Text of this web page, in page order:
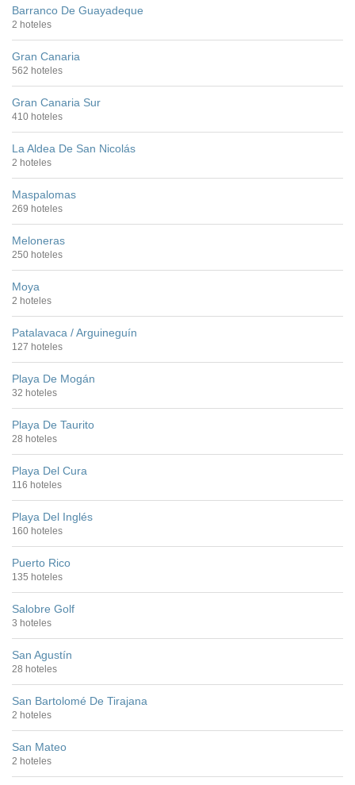
Barranco De Guayadeque
2 hoteles
Gran Canaria
562 hoteles
Gran Canaria Sur
410 hoteles
La Aldea De San Nicolás
2 hoteles
Maspalomas
269 hoteles
Meloneras
250 hoteles
Moya
2 hoteles
Patalavaca / Arguineguín
127 hoteles
Playa De Mogán
32 hoteles
Playa De Taurito
28 hoteles
Playa Del Cura
116 hoteles
Playa Del Inglés
160 hoteles
Puerto Rico
135 hoteles
Salobre Golf
3 hoteles
San Agustín
28 hoteles
San Bartolomé De Tirajana
2 hoteles
San Mateo
2 hoteles